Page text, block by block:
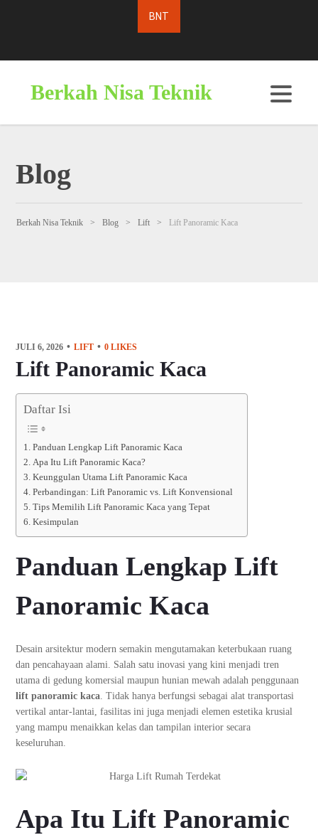
Berkah Nisa Teknik
Blog
Berkah Nisa Teknik > Blog > Lift > Lift Panoramic Kaca
JULI 6, 2026 LIFT 0 LIKES
Lift Panoramic Kaca
Daftar Isi
Panduan Lengkap Lift Panoramic Kaca
Apa Itu Lift Panoramic Kaca?
Keunggulan Utama Lift Panoramic Kaca
Perbandingan: Lift Panoramic vs. Lift Konvensional
Tips Memilih Lift Panoramic Kaca yang Tepat
Kesimpulan
Panduan Lengkap Lift
Panoramic Kaca
Desain arsitektur modern semakin mengutamakan keterbukaan ruang
dan pencahayaan alami. Salah satu inovasi yang kini menjadi tren
utama di gedung komersial maupun hunian mewah adalah penggunaan
lift panoramic kaca. Tidak hanya berfungsi sebagai alat transportasi
vertikal antar-lantai, fasilitas ini juga menjadi elemen estetika krusial
yang mampu menaikkan kelas dan tampilan interior secara
keseluruhan.
Apa Itu Lift Panoramic